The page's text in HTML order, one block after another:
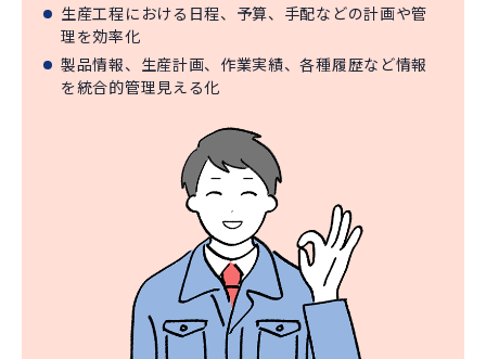
生産工程における日程、予算、手配などの計画や管
理を効率化
製品情報、生産計画、作業実績、各種履歴など情報
を統合的管理見える化